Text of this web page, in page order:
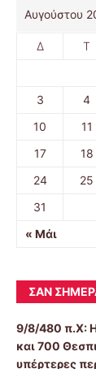
Αυγούστου
Δ Τ
« Μάι
3
4
10
11
17
18
24
25
31
ΣΑΝ
9/8/480 π.Χ:
και 700
υπέρτερες